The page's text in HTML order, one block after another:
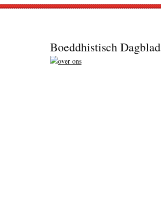
Boeddhistisch Dagblad